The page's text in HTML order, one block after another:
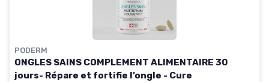
PODERM
ONGLES SAINS COMPLEMENT ALIMENTAIRE 30
jours- Répare et fortifie l’ongle - Cure